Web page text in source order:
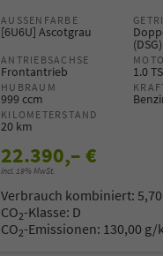
AUSSENFARBE
[6U6U] Ascotgrau
(DSG)
ANTRIEBSACHSE
Frontantrieb 1.0
HUBRAUM
999 ccm
KILOMETERSTAND
20 km
22.390,– €
incl. 19% MwSt.
Verbrauch kombiniert:
CO2-Klasse: D
CO2-Emissionen: 130,00 g/